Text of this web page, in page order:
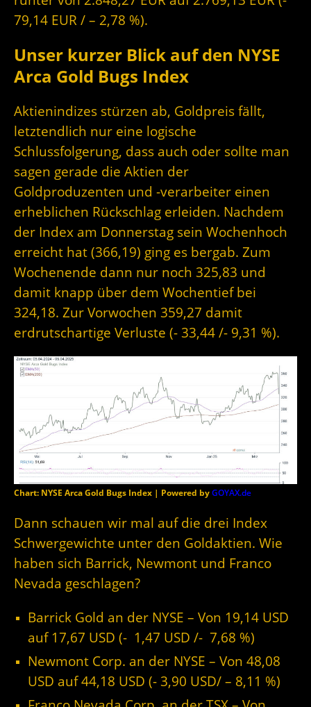
79,14 EUR / – 2,78 %).
Unser kurzer Blick auf den NYSE
Arca Gold Bugs Index
Aktienindizes stürzen ab, Goldpreis fällt,
letztendlich nur eine logische
Schlussfolgerung, dass auch oder sollte man
sagen gerade die Aktien der
Goldproduzenten und -verarbeiter einen
erheblichen Rückschlag erleiden. Nachdem
der Index am Donnerstag sein Wochenhoch
erreicht hat (366,19) ging es bergab. Zum
Wochenende dann nur noch 325,83 und
damit knapp über dem Wochentief bei
324,18. Zur Vorwochen 359,27 damit
erdrutschartige Verluste (- 33,44 /- 9,31 %).
Chart: NYSE Arca Gold Bugs Index | Powered byGOYAX.de
Dann schauen wir mal auf die drei Index
Schwergewichte unter den Goldaktien. Wie
haben sich Barrick, Newmont und Franco
Nevada geschlagen?
Barrick Gold an der NYSE – Von 19,14 USD
auf 17,67 USD (- 1,47 USD /- 7,68 %)
Newmont Corp. an der NYSE – Von 48,08
USD auf 44,18 USD (- 3,90 USD/ – 8,11 %)